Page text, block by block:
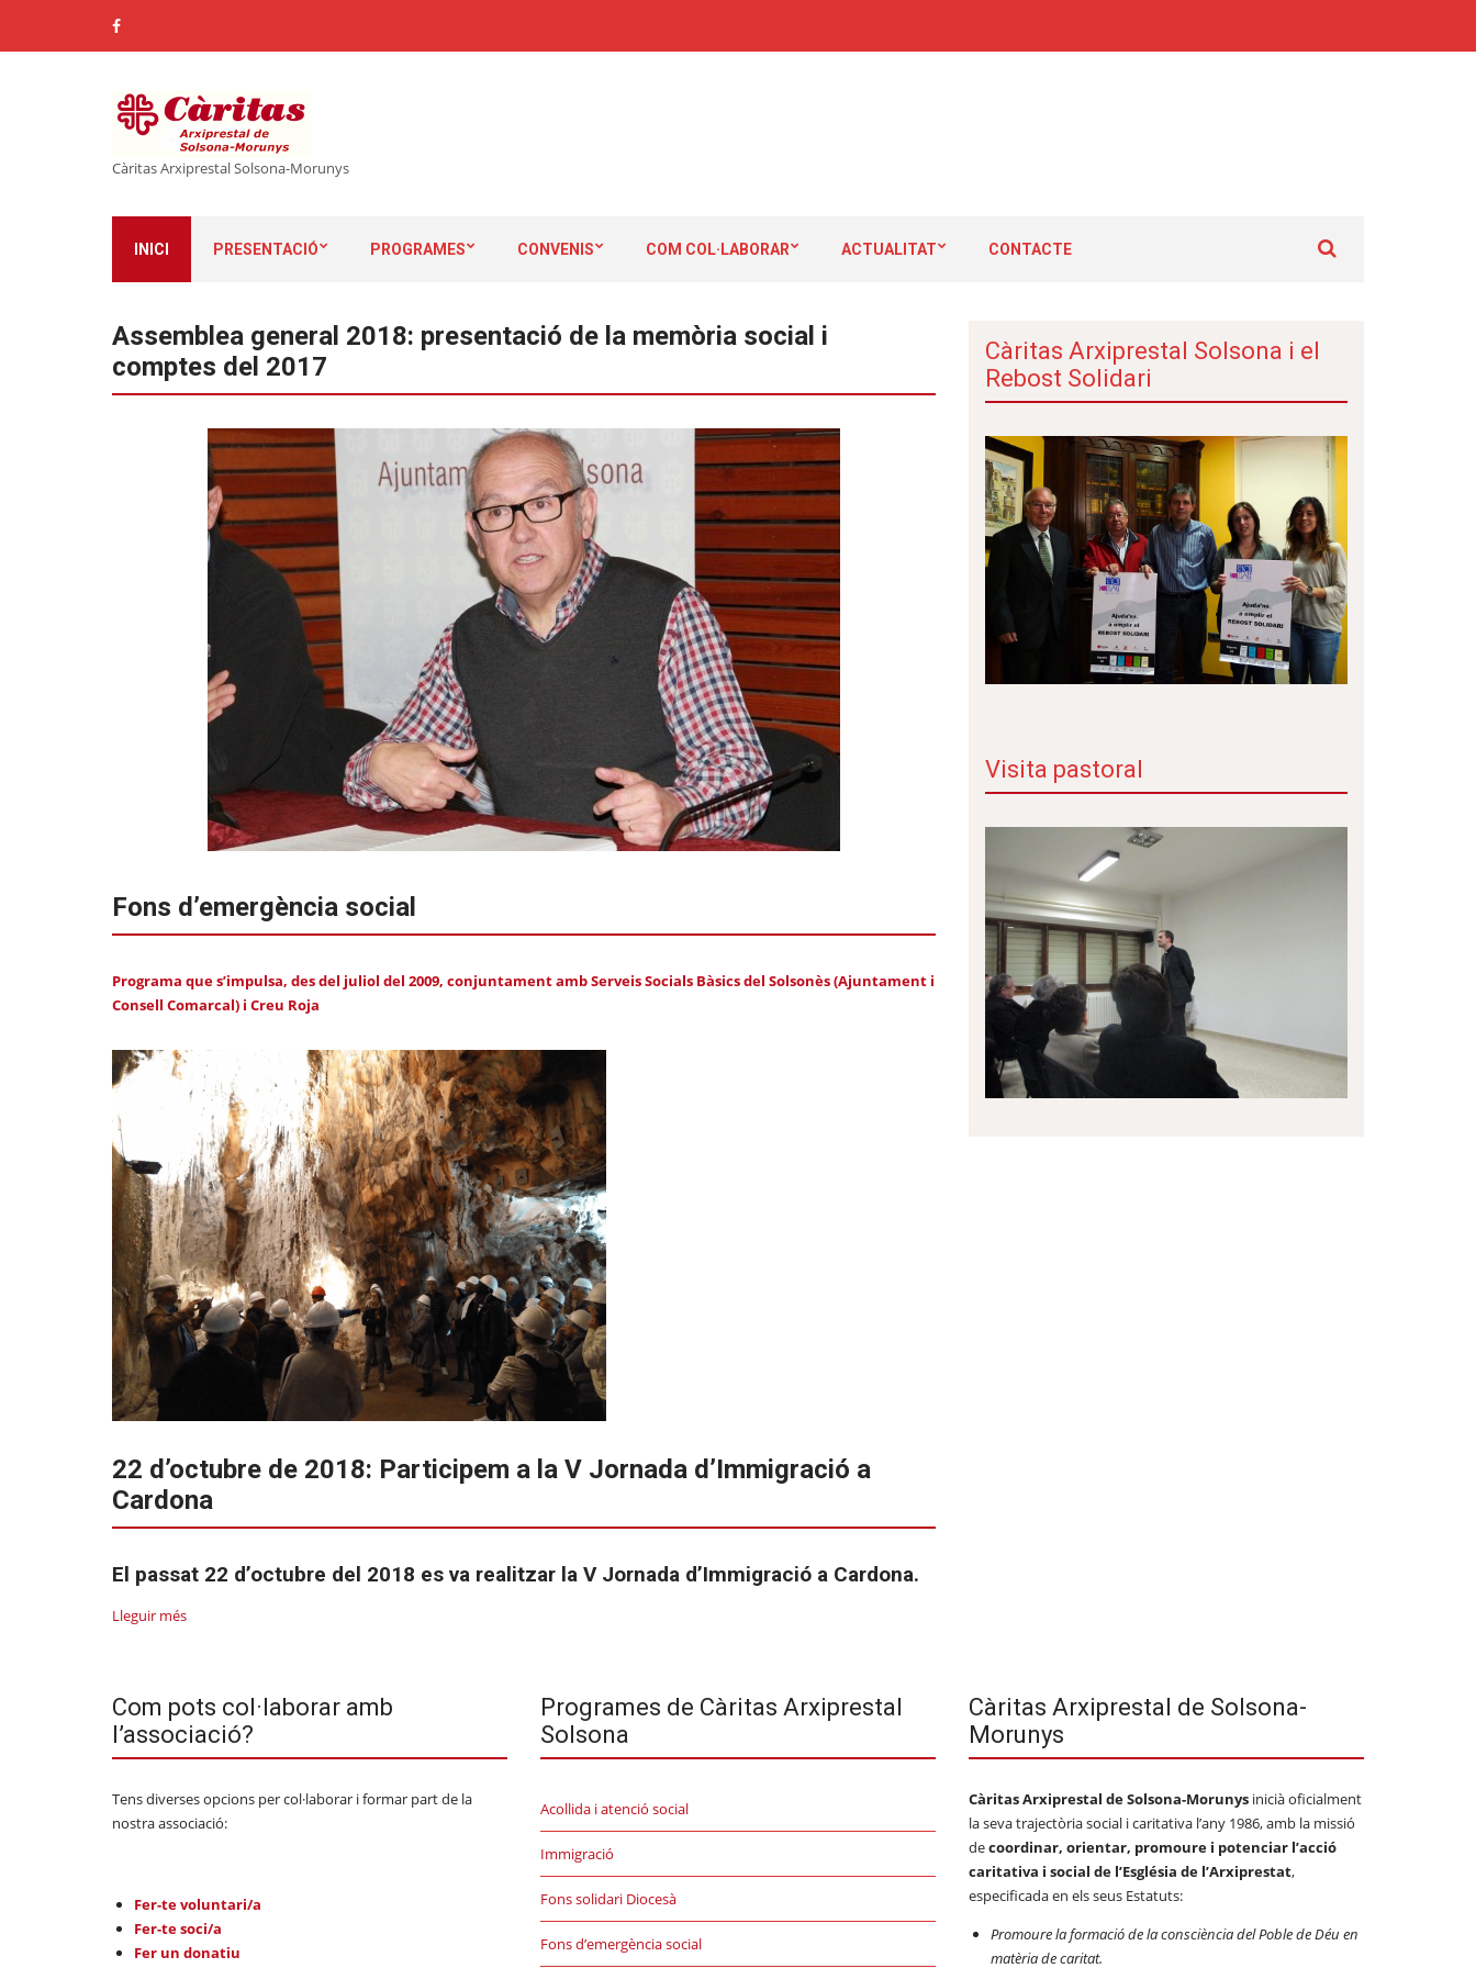
Càritas Arxiprestal Solsona-Morunys
INICI PRESENTACIÓ PROGRAMES CONVENIS COM COL·LABORAR ACTUALITAT CONTACTE
Assemblea general 2018: presentació de la memòria social i
comptes del 2017
Fons d’emergència social
Programa que s’impulsa, des del juliol del 2009, conjuntament amb Serveis Socials Bàsics del Solsonès (Ajuntament i
Consell Comarcal) i Creu Roja
22 d’octubre de 2018: Participem a la V Jornada d’Immigració a
Cardona
El passat 22 d’octubre del 2018 es va realitzar la V Jornada d’Immigració a Cardona.
Lleguir més
Càritas Arxiprestal Solsona i el
Rebost Solidari
Visita pastoral
Com pots col·laborar amb
l’associació?
Tens diverses opcions per col·laborar i formar part de la
nostra associació:
Fer-te voluntari/a
Fer-te soci/a
Fer un donatiu
Programes de Càritas Arxiprestal
Solsona
Acollida i atenció social
Immigració
Fons solidari Diocesà
Fons d’emergència social
Càritas Arxiprestal de Solsona-
Morunys
Càritas Arxiprestal de Solsona-Morunys inicià oficialment
la seva trajectòria social i caritativa l’any 1986, amb la missió
decoordinar, orientar, promoure i potenciar l’acció
caritativa i social de l’Església de l’Arxiprestat,
especificada en els seus Estatuts:
Promoure la formació de la consciència del Poble de Déu en
matèria de caritat.